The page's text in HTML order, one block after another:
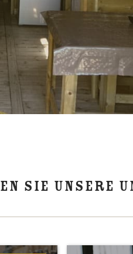
SIE UNSERE